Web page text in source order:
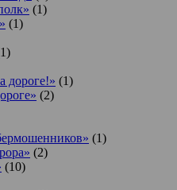
(1)
(1)
дороге!» (1)
(2)
(1)
(2)
(10)